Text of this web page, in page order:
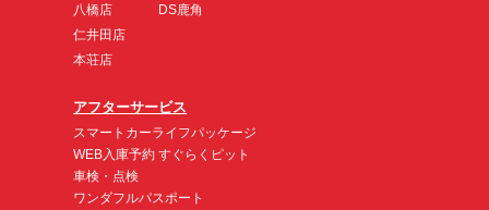
八橋店
仁井田店
本荘店
DS鹿角
アフターサービス
スマートカーライフパッケージ
WEB入庫予約 すぐらくピット
車検・点検
ワンダフルパスポート